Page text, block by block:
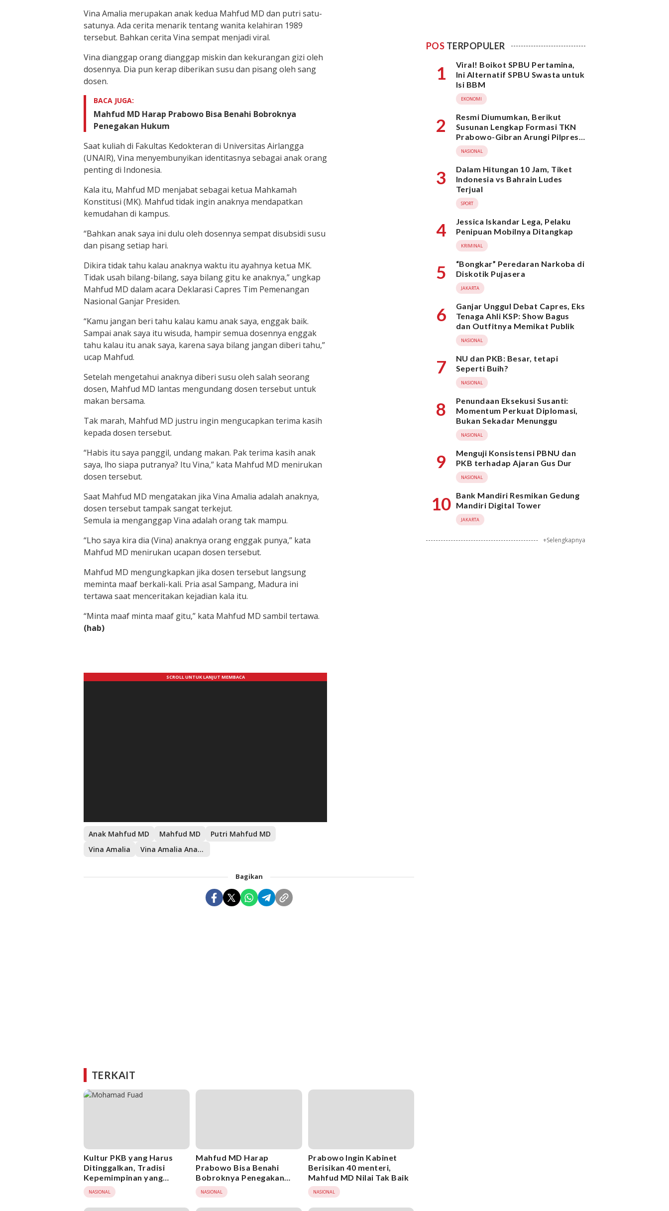
Vina Amalia merupakan anak kedua Mahfud MD dan putri satu-
satunya. Ada cerita menarik tentang wanita kelahiran 1989
tersebut. Bahkan cerita Vina sempat menjadi viral.
Vina dianggap orang dianggap miskin dan kekurangan gizi oleh
dosennya. Dia pun kerap diberikan susu dan pisang oleh sang
dosen.
BACA JUGA:
Mahfud MD Harap Prabowo Bisa Benahi Bobroknya
Penegakan Hukum
Saat kuliah di Fakultas Kedokteran di Universitas Airlangga
(UNAIR), Vina menyembunyikan identitasnya sebagai anak orang
penting di Indonesia.
Kala itu, Mahfud MD menjabat sebagai ketua Mahkamah
Konstitusi (MK). Mahfud tidak ingin anaknya mendapatkan
kemudahan di kampus.
“Bahkan anak saya ini dulu oleh dosennya sempat disubsidi susu
dan pisang setiap hari.
Dikira tidak tahu kalau anaknya waktu itu ayahnya ketua MK.
Tidak usah bilang-bilang, saya bilang gitu ke anaknya,” ungkap
Mahfud MD dalam acara Deklarasi Capres Tim Pemenangan
Nasional Ganjar Presiden.
“Kamu jangan beri tahu kalau kamu anak saya, enggak baik.
Sampai anak saya itu wisuda, hampir semua dosennya enggak
tahu kalau itu anak saya, karena saya bilang jangan diberi tahu,”
ucap Mahfud.
Setelah mengetahui anaknya diberi susu oleh salah seorang
dosen, Mahfud MD lantas mengundang dosen tersebut untuk
makan bersama.
Tak marah, Mahfud MD justru ingin mengucapkan terima kasih
kepada dosen tersebut.
“Habis itu saya panggil, undang makan. Pak terima kasih anak
saya, lho siapa putranya? Itu Vina,” kata Mahfud MD menirukan
dosen tersebut.
Saat Mahfud MD mengatakan jika Vina Amalia adalah anaknya,
dosen tersebut tampak sangat terkejut.
Semula ia menganggap Vina adalah orang tak mampu.
“Lho saya kira dia (Vina) anaknya orang enggak punya,” kata
Mahfud MD menirukan ucapan dosen tersebut.
Mahfud MD mengungkapkan jika dosen tersebut langsung
meminta maaf berkali-kali. Pria asal Sampang, Madura ini
tertawa saat menceritakan kejadian kala itu.
“Minta maaf minta maaf gitu,” kata Mahfud MD sambil tertawa.
(hab)
Anak Mahfud MD Mahfud MD
Putri Mahfud MD
Vina Amalia
Vina Amalia AnakMahfud MD
Bagikan
TERKAIT
Kultur PKB yang Harus
Ditinggalkan, Tradisi
Kepemimpinan yang
Meminggirkan Kader
NASIONAL
Mahfud MD Harap
Prabowo Bisa Benahi
Bobroknya Penegakan
Hukum
NASIONAL
Prabowo Ingin Kabinet
Berisikan 40 menteri,
Mahfud MD Nilai Tak Baik
NASIONAL
POS TERPOPULER
1
Viral! Boikot SPBU Pertamina,
Ini Alternatif SPBU Swasta untuk
Isi BBM
EKONOMI
2
Resmi Diumumkan, Berikut
Susunan Lengkap Formasi TKN
Prabowo-Gibran Arungi Pilpres
2024, Ada Ridwan Kamil hingga
Suami Yenny Wahid
NASIONAL
3
Dalam Hitungan 10 Jam, Tiket
Indonesia vs Bahrain Ludes
Terjual
SPORT
4
Jessica Iskandar Lega, Pelaku
Penipuan Mobilnya Ditangkap
KRIMINAL
5
“Bongkar” Peredaran Narkoba di
Diskotik Pujasera
JAKARTA
6
Ganjar Unggul Debat Capres, Eks
Tenaga Ahli KSP: Show Bagus
dan Outfitnya Memikat Publik
NASIONAL
7
NU dan PKB: Besar, tetapi
Seperti Buih?
NASIONAL
8
Penundaan Eksekusi Susanti:
Momentum Perkuat Diplomasi,
Bukan Sekadar Menunggu
NASIONAL
9
Menguji Konsistensi PBNU dan
PKB terhadap Ajaran Gus Dur
NASIONAL
10 Bank Mandiri Resmikan Gedung
Mandiri Digital Tower
JAKARTA
+Selengkapnya